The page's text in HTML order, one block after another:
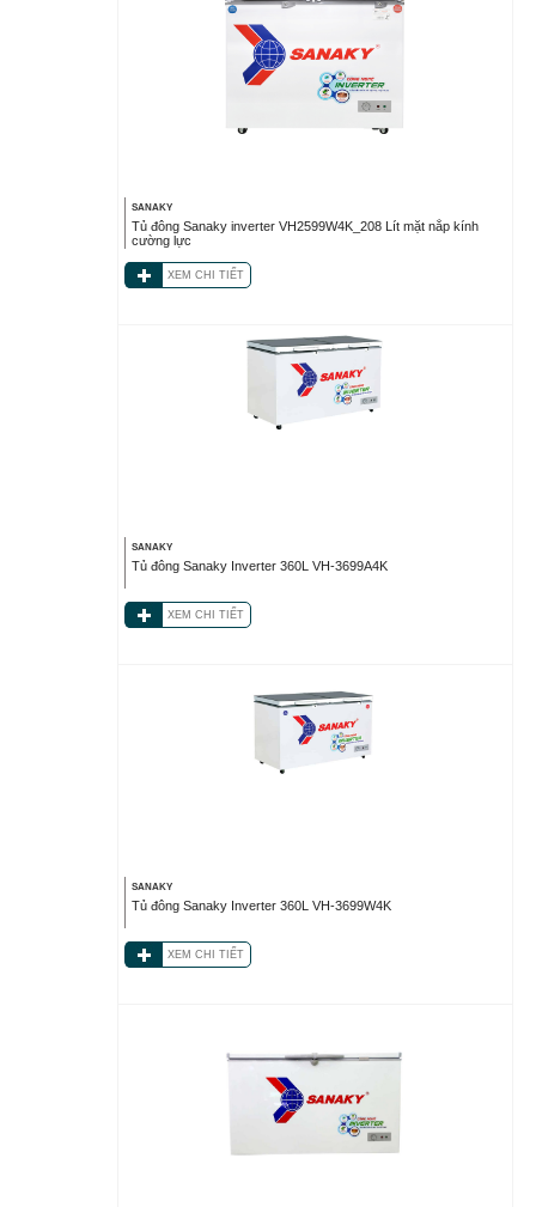
SANAKY
Tủ đông Sanaky inverter VH2599W4K_208 Lít mặt nắp kính
cường lực
XEM CHI TIẾT
SANAKY
Tủ đông Sanaky Inverter 360L VH-3699A4K
XEM CHI TIẾT
SANAKY
Tủ đông Sanaky Inverter 360L VH-3699W4K
XEM CHI TIẾT